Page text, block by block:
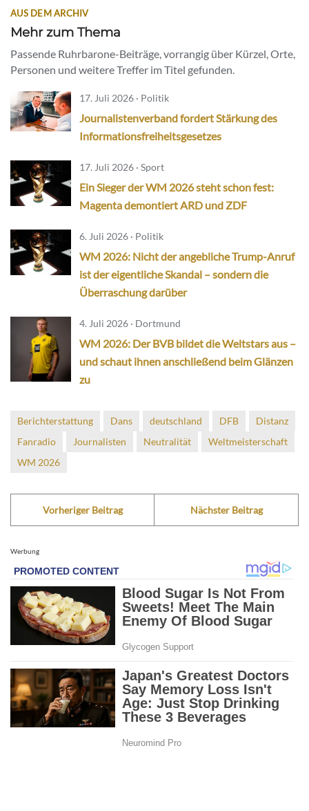
AUS DEM ARCHIV
Mehr zum Thema
Passende Ruhrbarone-Beiträge, vorrangig über Kürzel, Orte,
Personen und weitere Treffer im Titel gefunden.
17. Juli 2026 · Politik
Journalistenverband fordert Stärkung des
Informationsfreiheitsgesetzes
17. Juli 2026 · Sport
Ein Sieger der WM 2026 steht schon fest:
Magenta demontiert ARD und ZDF
6. Juli 2026 · Politik
WM 2026: Nicht der angebliche Trump-Anruf
ist der eigentliche Skandal – sondern die
Überraschung darüber
4. Juli 2026 · Dortmund
WM 2026: Der BVB bildet die Weltstars aus –
und schaut ihnen anschließend beim Glänzen
zu
Berichterstattung Dans deutschland DFB
Distanz
Fanradio
Journalisten Neutralität
Weltmeisterschaft
WM 2026
Vorheriger Beitrag Nächster Beitrag
Werbung